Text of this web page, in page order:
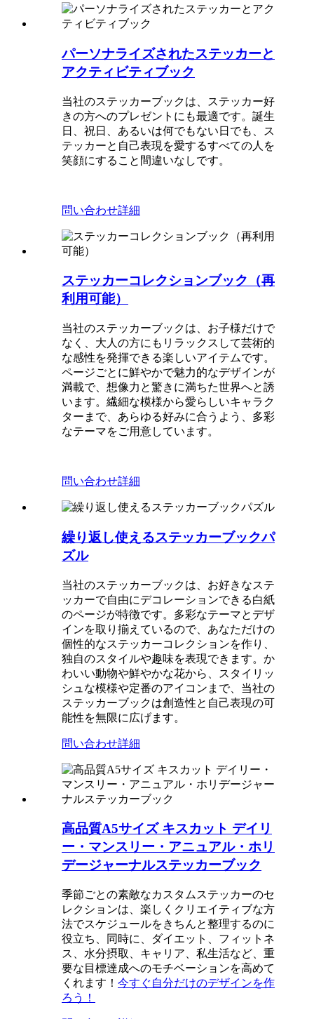
パーソナライズされたステッカーと
アクティビティブック
当社のステッカーブックは、ステッカー好
きの方へのプレゼントにも最適です。誕生
日、祝日、あるいは何でもない日でも、ス
テッカーと自己表現を愛するすべての人を
笑顔にすること間違いなしです。
問い合わせ詳細
ステッカーコレクションブック（再
利用可能）
当社のステッカーブックは、お子様だけで
なく、大人の方にもリラックスして芸術的
な感性を発揮できる楽しいアイテムです。
ページごとに鮮やかで魅力的なデザインが
満載で、想像力と驚きに満ちた世界へと誘
います。繊細な模様から愛らしいキャラク
ターまで、あらゆる好みに合うよう、多彩
なテーマをご用意しています。
問い合わせ詳細
繰り返し使えるステッカーブックパ
ズル
当社のステッカーブックは、お好きなステ
ッカーで自由にデコレーションできる白紙
のページが特徴です。多彩なテーマとデザ
インを取り揃えているので、あなただけの
個性的なステッカーコレクションを作り、
独自のスタイルや趣味を表現できます。か
わいい動物や鮮やかな花から、スタイリッ
シュな模様や定番のアイコンまで、当社の
ステッカーブックは創造性と自己表現の可
能性を無限に広げます。
問い合わせ詳細
高品質A5サイズ キスカット デイリ
ー・マンスリー・アニュアル・ホリ
デージャーナルステッカーブック
季節ごとの素敵なカスタムステッカーのセ
レクションは、楽しくクリエイティブな方
法でスケジュールをきちんと整理するのに
役立ち、同時に、ダイエット、フィットネ
ス、水分摂取、キャリア、私生活など、重
要な目標達成へのモチベーションを高めて
くれます！ 今すぐ自分だけのデザインを作
ろう！